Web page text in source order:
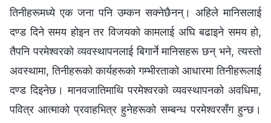
तिनीहरूमध्ये एक जना पनि उम्कन सक्‍नेछैनन्। अहिले मानिसलाई
दण्ड दिने समय होइन तर विजयको कामलाई अघि बढाइने समय हो,
तैपनि परमेश्‍वरको व्यवस्थापनलाई बिगार्ने मानिसहरू छन् भने, त्यस्तो
अवस्थामा, तिनीहरूको कार्यहरूको गम्भीरताको आधारमा तिनीहरूलाई
दण्ड दिइनेछ। मानवजातिमाथि परमेश्‍वरको व्यवस्थापनको अवधिमा,
पवित्र आत्माको प्रवाहभित्र हुनेहरूको सम्‍बन्ध परमेश्‍वरसँग हुन्छ।